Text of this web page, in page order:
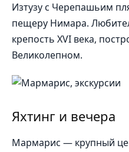
Изтузу с Черепашьим
пещеру Нимара.
крепость XVI века,
Великолепном.
Яхтинг и вечера
Мармарис — крупный